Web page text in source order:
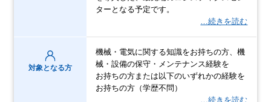
ターとなる予定です。
…続きを読む
対象となる方
機械・電気に関する知識をお持ちの方、機
械・設備の保守・メンテナンス経験を
お持ちの方または以下のいずれかの経験を
お持ちの方（学歴不問）
…続きを読む